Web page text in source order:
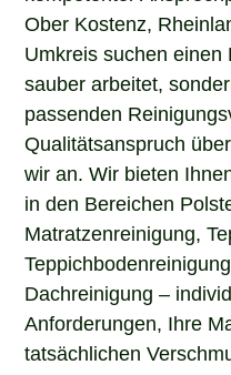
Ober Kostenz,
Umkreis suchen einen
sauber arbeitet,
passenden
Qualitätsanspruch
wir an. Wir bieten
in den Bereichen
Matratzenreinigung,
Dachreinigung –
Anforderungen, Ihre
tatsächlichen